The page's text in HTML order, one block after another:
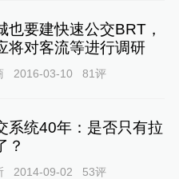
也要建快速公交BRT，
将对客流等进行调研
2016-03-10 81评
系统40年：是否只有拉
？
2014-09-02 53评